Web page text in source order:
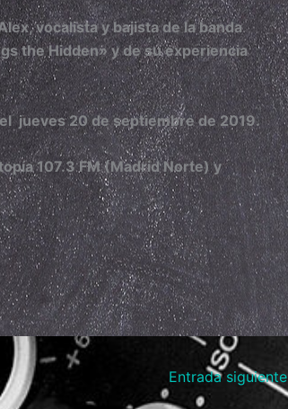
vocalista y bajista de la banda
the Hidden» y de su experiencia
jueves 20 de septiembre de 2019.
107.3 FM (Madrid Norte) y
Entrada siguiente